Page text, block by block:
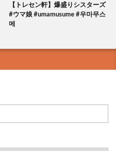
【トレセン軒】爆盛りシスターズ
#ウマ娘 #umamusume #우마무스
메